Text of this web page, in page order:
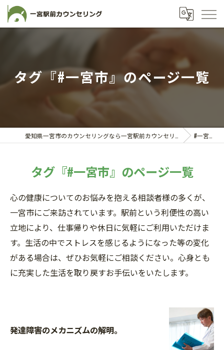
タグ『#一宮市』のページ一覧
#一宮市
タグ『#一宮市』のページ一覧
心の健康についてのお悩みを抱える相談者様の多くが、
一宮市にご来訪されています。駅前という利便性の高い
立地により、仕事帰りや休日に気軽にご利用いただけま
す。生活の中でストレスを感じるようになった等の変化
がある場合は、ぜひお気軽にご相談ください。心身とも
に充実した生活を取り戻すお手伝いをいたします。
発達障害のメカニズムの解明。